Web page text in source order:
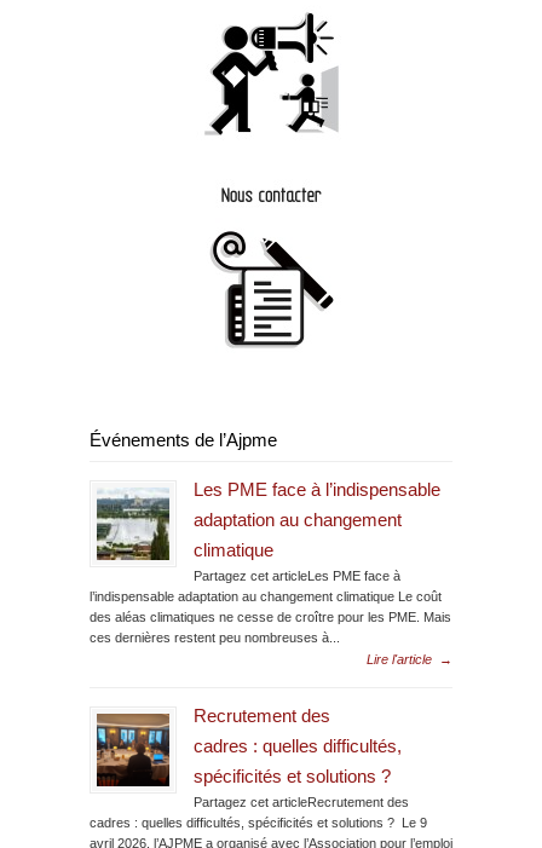
Événements de l’Ajpme
Les PME face à l’indispensable
adaptation au changement
climatique
Partagez cet articleLes PME face à
l’indispensable adaptation au changement climatique Le coût
des aléas climatiques ne cesse de croître pour les PME. Mais
ces dernières restent peu nombreuses à...
Lire l'article
→
Recrutement des
cadres : quelles difficultés,
spécificités et solutions ?
Partagez cet articleRecrutement des
cadres : quelles difficultés, spécificités et solutions ? Le 9
avril 2026, l’AJPME a organisé avec l’Association pour l’emploi